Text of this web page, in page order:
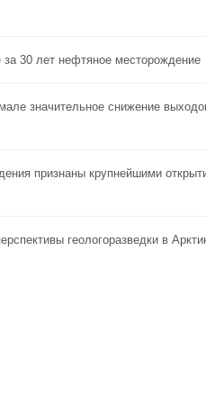
30 лет нефтяное месторождение
значительное снижение
признаны крупнейшими
геологоразведки в